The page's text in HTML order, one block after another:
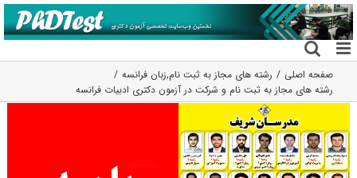
رفتن
به
محتوا
صفحه اصلی رشته های مجاز به ثبت نام,زبان فرانسه
رشته های مجاز به ثبت نام و شرکت در آزمون دکتری ادبیات فرانسه